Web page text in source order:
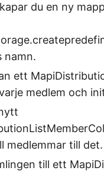
du en ny
namn.
ett
medlem och
medlemmar till det.
till ett